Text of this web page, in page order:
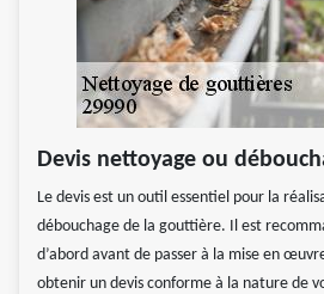
Devis nettoyage ou
Le devis est un outil essentiel pour la
débouchage de la gouttière. Il est
d’abord avant de passer à la mise en
obtenir un devis conforme à la nature de